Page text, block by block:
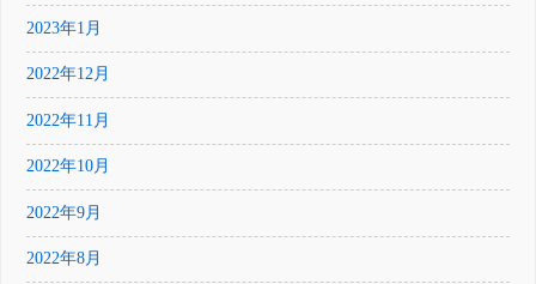
2023年1月
2022年12月
2022年11月
2022年10月
2022年9月
2022年8月